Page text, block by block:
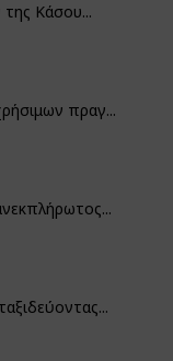
της Κάσου...
πραγ...